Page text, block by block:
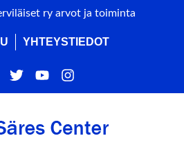
ry arvot ja toiminta
YHTEYSTIEDOT